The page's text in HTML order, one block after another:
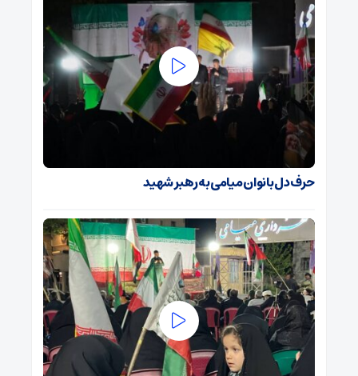
حرف دل بانوان میامی به رهبر شهید